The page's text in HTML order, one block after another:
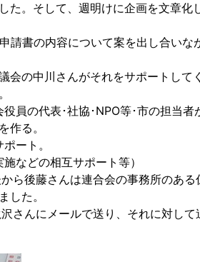
た。そして、週明けに企画を文章化
請書の内容について案を出し合いな
の中川さんがそれをサポートして
員の代表･社協･NPO等･市の担当者
作る。
ート。
などの相互サポート等）
ら後藤さんは連合会の事務所のあ
した。
さんにメールで送り、それに対し